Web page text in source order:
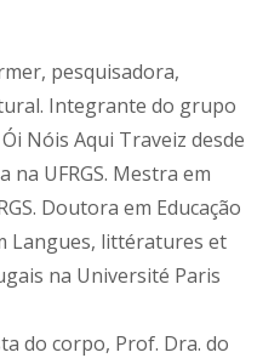
pesquisadora,
Integrante do grupo
Nóis Aqui Traveiz desde
na UFRGS. Mestra em
Doutora em Educação
Langues, littératures et
na Université Paris
do corpo, Prof. Dra. do